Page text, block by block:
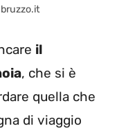
il
, che si è
quella che
di viaggio